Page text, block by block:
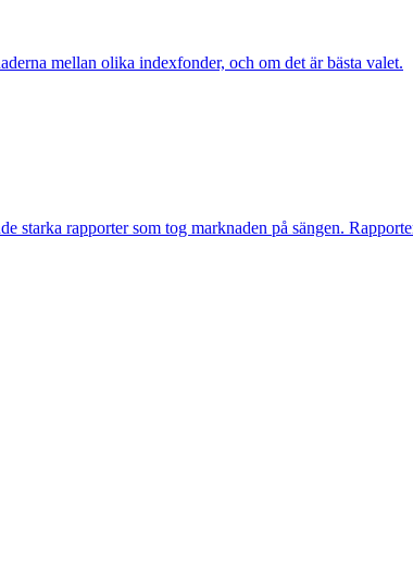
mellan olika indexfonder, och om det är bästa valet.
starka rapporter som tog marknaden på sängen.